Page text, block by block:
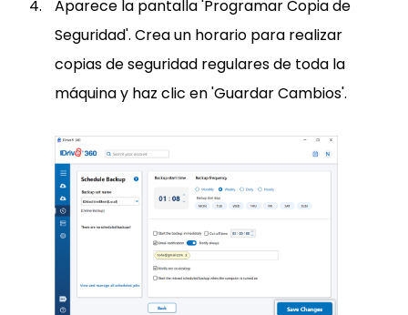
Aparece la pantalla 'Programar Copia de
Seguridad'. Crea un horario para realizar
copias de seguridad regulares de toda la
máquina y haz clic en 'Guardar Cambios'.